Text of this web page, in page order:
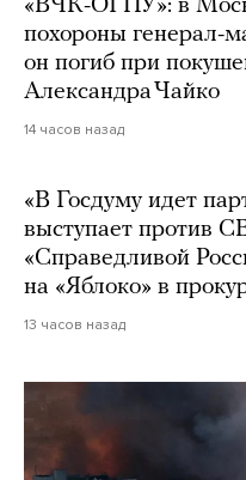
«ВЧК-ОГПУ»: в
похороны генерал-
он погиб при
Александра Чайко
14 часов назад
«В Госдуму идет
выступает против
«Справедливой
на «Яблоко» в
13 часов назад